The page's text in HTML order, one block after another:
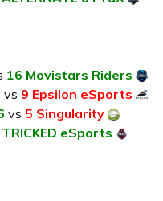
16 Movistars Riders
vs 9 Epsilon eSports
vs 5 Singularity
eSports